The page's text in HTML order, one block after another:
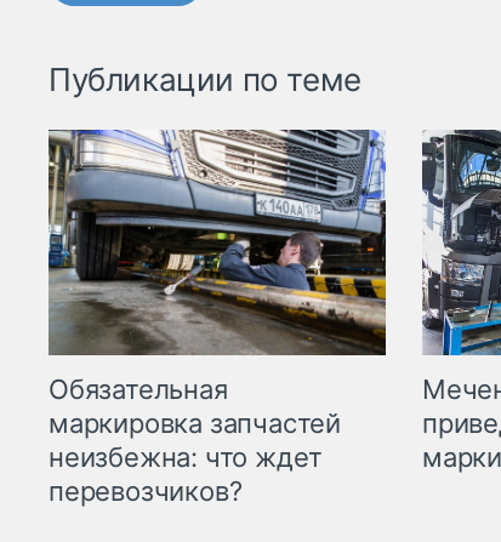
Публикации по теме
Обязательная
маркировка запчастей
неизбежна: что ждет
перевозчиков?